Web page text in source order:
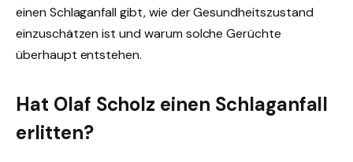
einen Schlaganfall gibt, wie der Gesundheitszustand
einzuschätzen ist und warum solche Gerüchte
überhaupt entstehen.
Hat Olaf Scholz einen Schlaganfall
erlitten?